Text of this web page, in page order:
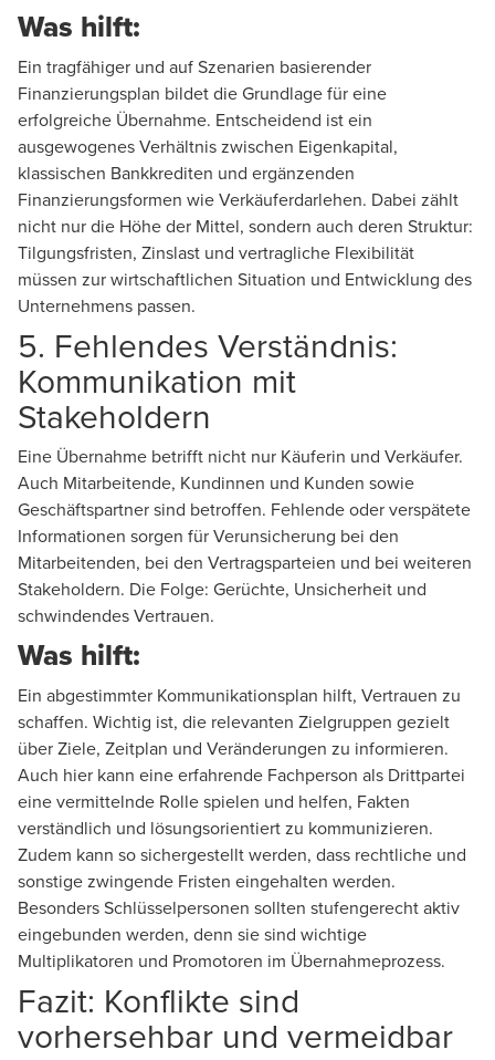
Was hilft:
Ein tragfähiger und auf Szenarien basierender
Finanzierungsplan bildet die Grundlage für eine
erfolgreiche Übernahme. Entscheidend ist ein
ausgewogenes Verhältnis zwischen Eigenkapital,
klassischen Bankkrediten und ergänzenden
Finanzierungsformen wieVerkäuferdarlehen. Dabei zählt
nicht nur die Höhe der Mittel, sondern auch deren Struktur:
Tilgungsfristen, Zinslast und vertragliche Flexibilität
müssen zur wirtschaftlichen Situation und Entwicklung des
Unternehmens passen.
5. Fehlendes Verständnis:
Kommunikation mit
Stakeholdern
Eine Übernahme betrifft nicht nur Käuferin und Verkäufer.
Auch Mitarbeitende, Kundinnen und Kunden sowie
Geschäftspartner sind betroffen. Fehlende oder verspätete
Informationen sorgen für Verunsicherung bei den
Mitarbeitenden, bei den Vertragsparteien und bei weiteren
Stakeholdern. Die Folge: Gerüchte, Unsicherheit und
schwindendes Vertrauen.
Was hilft:
Ein abgestimmter Kommunikationsplan hilft, Vertrauen zu
schaffen. Wichtig ist, die relevanten Zielgruppen gezielt
über Ziele, Zeitplan und Veränderungen zu informieren.
Auch hier kann eine erfahrende Fachperson als Drittpartei
eine vermittelnde Rolle spielen und helfen, Fakten
verständlich und lösungsorientiert zu kommunizieren.
Zudem kann so sichergestellt werden, dass rechtliche und
sonstige zwingende Fristen eingehalten werden.
Besonders Schlüsselpersonen sollten stufengerecht aktiv
eingebunden werden, denn sie sind wichtige
Multiplikatoren und Promotoren im Übernahmeprozess.
Fazit: Konflikte sind
vorhersehbar und vermeidbar